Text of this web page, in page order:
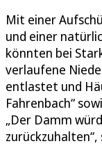
Mit einer
und einer
könnten bei
verlaufene
entlastet und
Fahrenbach“
„Der Damm